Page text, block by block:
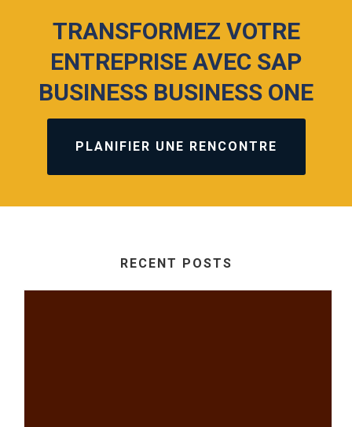
TRANSFORMEZ VOTRE
ENTREPRISE AVEC SAP
BUSINESS BUSINESS ONE
PLANIFIER UNE RENCONTRE
RECENT POSTS